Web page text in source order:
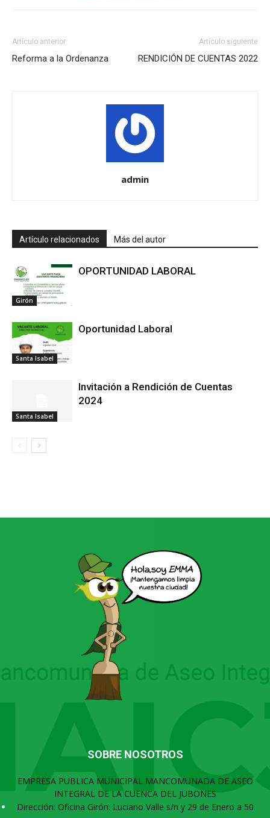
Artículo anterior
Reforma a la Ordenanza
Artículo siguiente
RENDICIÓN DE CUENTAS 2022
admin
Artículo relacionados Más del autor
Girón
OPORTUNIDAD LABORAL
Santa Isabel
Oportunidad Laboral
Santa Isabel
Invitación a Rendición de Cuentas
2024
SOBRE NOSOTROS
EMPRESA PUBLICA MUNICIPAL MANCOMUNADA DE ASEO
INTEGRAL DE LA CUENCA DEL JUBONES
Dirección: Oficina Girón: Luciano Valle s/n y 29 de Enero a 50